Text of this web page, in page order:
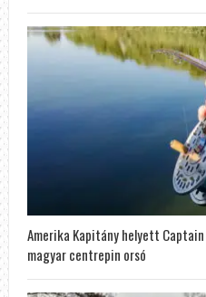
Amerika Kapitány helyett
magyar centrepin orsó